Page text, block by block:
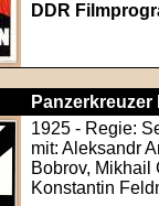
DDR
1925 - Regie:
mit: Aleksandr
Bobrov, Mikhail
Konstantin